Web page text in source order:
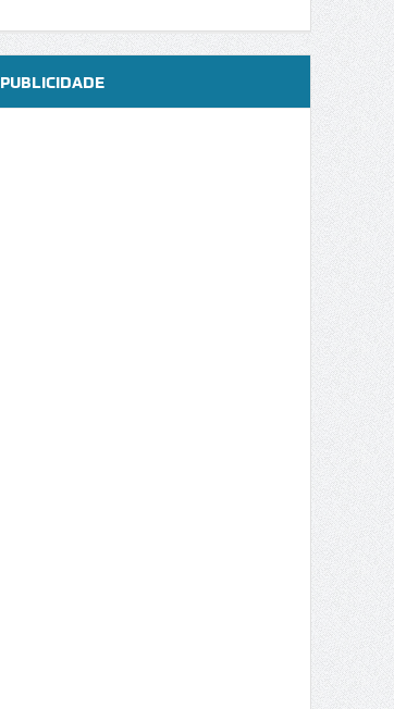
PUBLICIDADE